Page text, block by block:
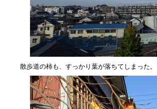
散歩道の柿も、すっかり葉が落ちてしまった。